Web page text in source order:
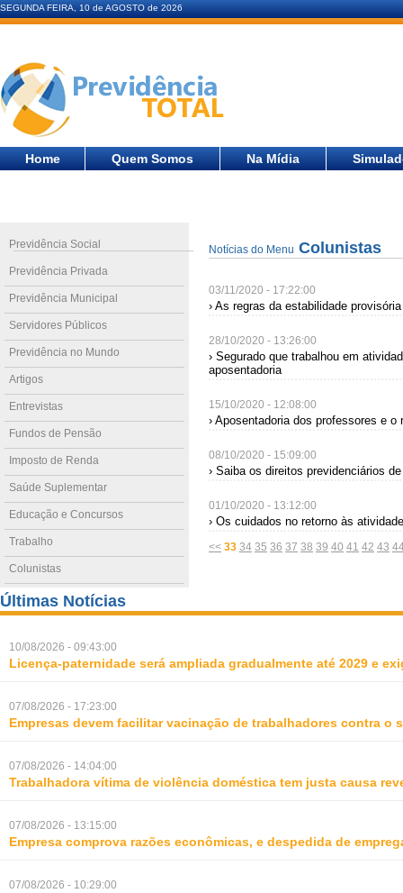
SEGUNDA FEIRA, 10 de AGOSTO de 2026
Home Quem Somos Na Mídia
Previdência Social
Previdência Privada
Previdência Municipal
Servidores Públicos
Previdência no Mundo
Artigos
Entrevistas
Fundos de Pensão
Imposto de Renda
Saúde Suplementar
Educação e Concursos
Trabalho
Colunistas
Notícias do Menu Colunistas
03/11/2020 - 17:22:00
› As regras da estabilidade
28/10/2020 - 13:26:00
› Segurado que trabalhou em
aposentadoria
15/10/2020 - 12:08:00
› Aposentadoria dos professores e
08/10/2020 - 15:09:00
› Saiba os direitos previdenciários
01/10/2020 - 13:12:00
› Os cuidados no retorno às
<< 33 34 35 36 37 38 39 40 41 42 43
Últimas Notícias
10/08/2026 - 09:43:00
Licença-paternidade será ampliada gradualmente até 2029 e
07/08/2026 - 17:23:00
Empresas devem facilitar vacinação de trabalhadores contra o
07/08/2026 - 14:04:00
Trabalhadora vítima de violência doméstica tem justa causa
07/08/2026 - 13:15:00
Empresa comprova razões econômicas, e despedida de
07/08/2026 - 10:29:00